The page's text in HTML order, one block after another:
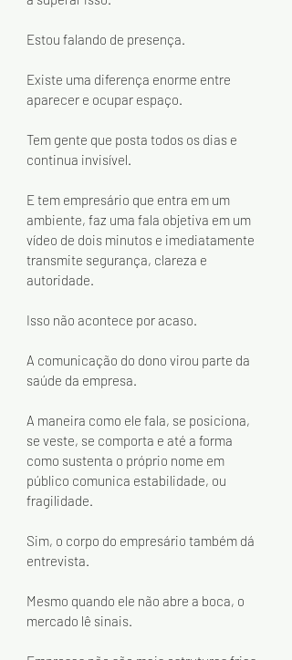
Estou falando de presença.
Existe uma diferença enorme entre
aparecer e ocupar espaço.
Tem gente que posta todos os dias e
continua invisível.
E tem empresário que entra em um
ambiente, faz uma fala objetiva em um
vídeo de dois minutos e imediatamente
transmite segurança, clareza e
autoridade.
Isso não acontece por acaso.
A comunicação do dono virou parte da
saúde da empresa.
A maneira como ele fala, se posiciona,
se veste, se comporta e até a forma
como sustenta o próprio nome em
público comunica estabilidade, ou
fragilidade.
Sim, o corpo do empresário também dá
entrevista.
Mesmo quando ele não abre a boca, o
mercado lê sinais.